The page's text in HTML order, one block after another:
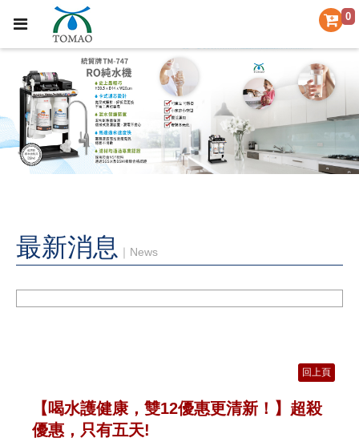
0
最新消息 ｜News
回上頁
【喝水護健康，雙12優惠更清新！】超殺
優惠，只有五天!